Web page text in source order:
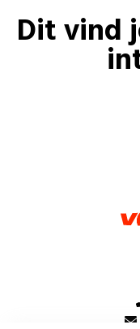
Dit vind